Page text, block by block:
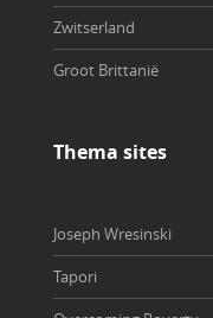
Zwitserland
Groot Brittanië
Thema sites
Joseph Wresinski
Tapori